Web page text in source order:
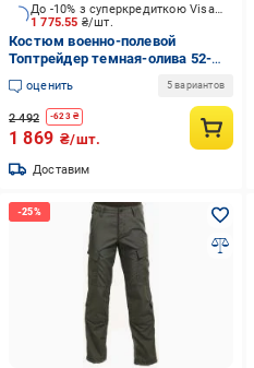
1 775.55 ₴/шт.
До -10% з суперкредиткою Visa Вигода
Костюм военно-полевой
Топтрейдер темная-олива 52-
54р / 170-176 см (Широкий
Ворот) р.L
оценить 5 вариантов
2 492 -623₴
1 869 ₴/шт.
Доставим